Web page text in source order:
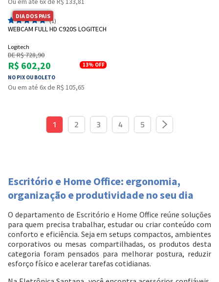
DIA DOS PAIS
(1)
WEBCAM FULL HD C920S LOGITECH
Logitech
DE R$ 728,90
R$ 602,20
NO PIX OU BOLETO
13% OFF
Ou em até 6x de R$ 105,65
1 2 3 4 5
Escritório e Home Office: ergonomia,
organização e produtividade no seu dia
O departamento de Escritório e Home Office reúne soluções
para quem precisa trabalhar, estudar ou criar conteúdo com
conforto e eficiência. Seja em setups compactos, ambientes
corporativos ou mesas compartilhadas, os produtos desta
categoria foram pensados para melhorar postura, reduzir
esforço físico e acelerar tarefas cotidianas.